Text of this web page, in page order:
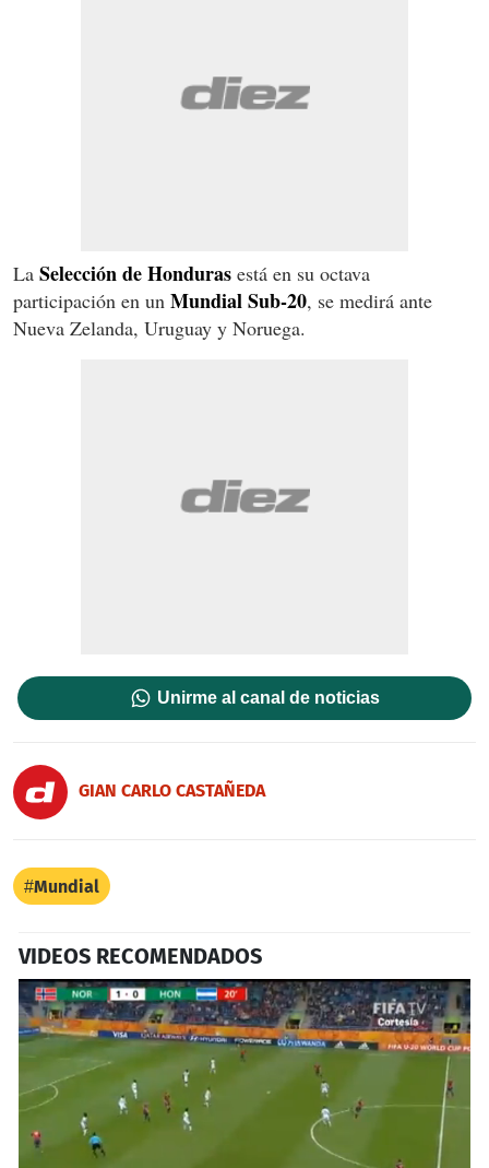
La Selección de Honduras está en su octava
participación en un Mundial Sub-20, se medirá ante
Nueva Zelanda, Uruguay y Noruega.
Unirme al canal de noticias
GIAN CARLO CASTAÑEDA
Mundial
VIDEOS RECOMENDADOS